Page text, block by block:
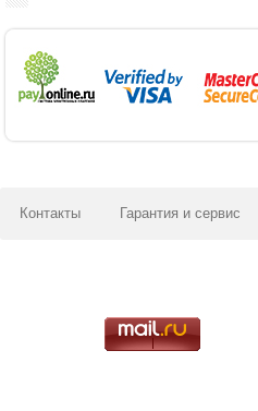
Контакты Гарантия и сервис